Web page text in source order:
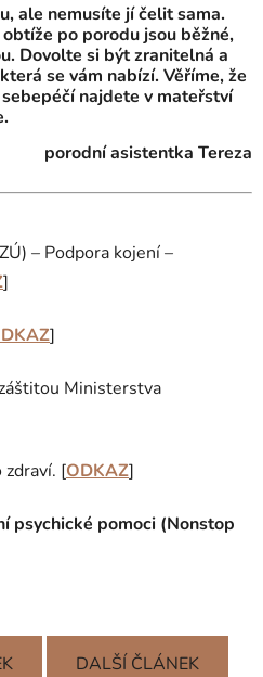
ale nemusíte jí čelit sama.
po porodu jsou běžné,
Dovolte si být zranitelná a
se vám nabízí. Věříme, že
najdete v mateřství
porodní asistentka Tereza
– Podpora kojení –
]
]
Ministerstva
zdraví. [ODKAZ]
psychické pomoci (Nonstop
DALŠÍ ČLÁNEK